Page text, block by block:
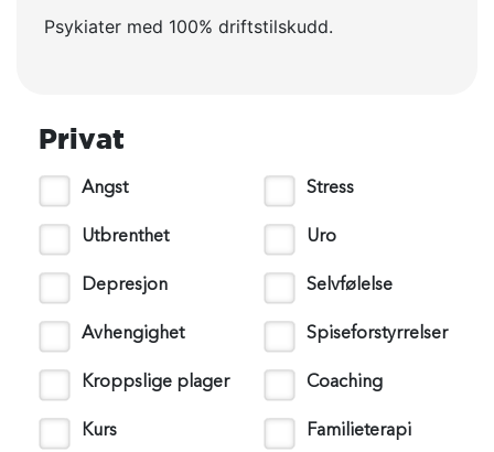
Psykiater med 100% driftstilskudd.
Privat
Angst Stress
Utbrenthet Uro
Depresjon Selvfølelse
Avhengighet Spiseforstyrrelser
Kroppslige plager Coaching
Kurs Familieterapi